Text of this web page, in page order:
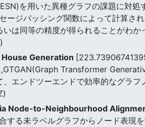
を用いた異種グラフの課題に対
ージパッシング関数によって計算さ
は同等の精度が得られることがわか
Generation
Transformer
エンドツーエンドで効率的なグラフ
Node-to-Neighbourhood
する未ラベルグラフからノード表現